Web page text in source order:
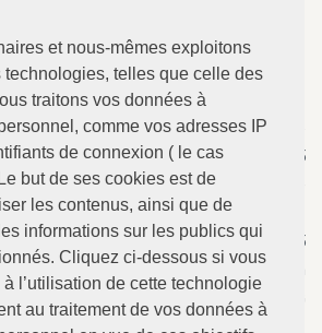
et nous-mêmes exploitons
technologies, telles que celle des
traitons vos données à
comme vos adresses IP
de connexion ( le cas
but de ses cookies est de
les contenus, ainsi que de
informations sur les publics qui
Cliquez ci-dessous si vous
l’utilisation de cette technologie
au traitement de vos données à
24h/24 est assurée par téléphone.
ANGERVILLE-Dozulé: 02.31.73.73.76
N°157 - Le Calvaire, RD 675
14430 ANGERVILLE-Dozulé
CABOURG: 02.31.24.94.15
8 Avenue Bertaux Levillain
14390 CABOURG